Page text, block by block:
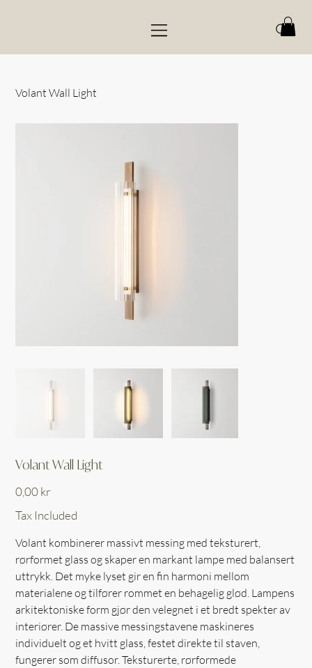
Volant Wall Light
Volant Wall Light
0,00 kr
Tax Included
Volant kombinerer massivt messing med teksturert,
rørformet glass og skaper en markant lampe med balansert
uttrykk. Det myke lyset gir en fin harmoni mellom
materialene og tilfører rommet en behagelig glød. Lampens
arkitektoniske form gjør den velegnet i et bredt spekter av
interiører. De massive messingstavene maskineres
individuelt og et hvitt glass, festet direkte til staven,
fungerer som diffusor. Teksturerte, rørformede